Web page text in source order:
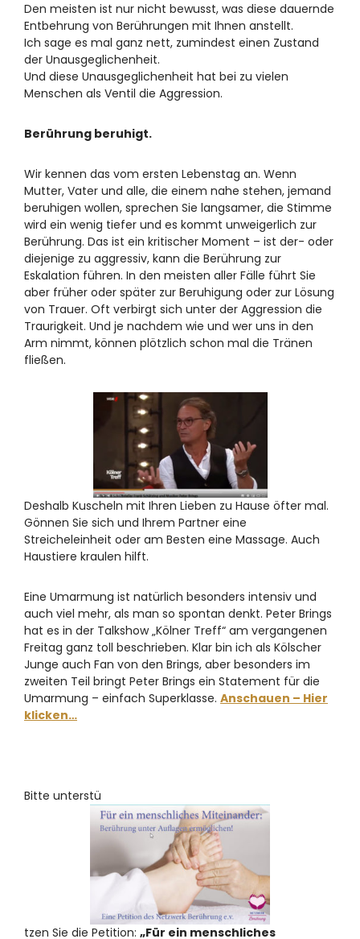
Den meisten ist nur nicht bewusst, was diese dauernde
Entbehrung von Berührungen mit Ihnen anstellt.
Ich sage es mal ganz nett, zumindest einen Zustand
der Unausgeglichenheit.
Und diese Unausgeglichenheit hat bei zu vielen
Menschen als Ventil die Aggression.
Berührung beruhigt.
Wir kennen das vom ersten Lebenstag an. Wenn
Mutter, Vater und alle, die einem nahe stehen, jemand
beruhigen wollen, sprechen Sie langsamer, die Stimme
wird ein wenig tiefer und es kommt unweigerlich zur
Berührung. Das ist ein kritischer Moment – ist der- oder
diejenige zu aggressiv, kann die Berührung zur
Eskalation führen. In den meisten aller Fälle führt Sie
aber früher oder später zur Beruhigung oder zur Lösung
von Trauer. Oft verbirgt sich unter der Aggression die
Traurigkeit. Und je nachdem wie und wer uns in den
Arm nimmt, können plötzlich schon mal die Tränen
fließen.
Deshalb Kuscheln mit Ihren Lieben zu Hause öfter mal.
Gönnen Sie sich und Ihrem Partner eine
Streicheleinheit oder am Besten eine Massage. Auch
Haustiere kraulen hilft.
Eine Umarmung ist natürlich besonders intensiv und
auch viel mehr, als man so spontan denkt. Peter Brings
hat es in der Talkshow „Kölner Treff“ am vergangenen
Freitag ganz toll beschrieben. Klar bin ich als Kölscher
Junge auch Fan von den Brings, aber besonders im
zweiten Teil bringt Peter Brings ein Statement für die
Umarmung – einfach Superklasse. Anschauen – Hier
klicken…
Bitte unterstü
tzen Sie die Petition: „Für ein menschliches